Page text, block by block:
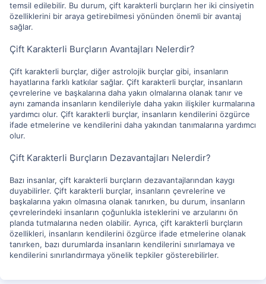
temsil edilebilir. Bu durum, çift karakterli burçların her iki cinsiyetin
özelliklerini bir araya getirebilmesi yönünden önemli bir avantaj
sağlar.
Çift Karakterli Burçların Avantajları Nelerdir?
Çift karakterli burçlar, diğer astrolojik burçlar gibi, insanların
hayatlarına farklı katkılar sağlar. Çift karakterli burçlar, insanların
çevrelerine ve başkalarına daha yakın olmalarına olanak tanır ve
aynı zamanda insanların kendileriyle daha yakın ilişkiler kurmalarına
yardımcı olur. Çift karakterli burçlar, insanların kendilerini özgürce
ifade etmelerine ve kendilerini daha yakından tanımalarına yardımcı
olur.
Çift Karakterli Burçların Dezavantajları Nelerdir?
Bazı insanlar, çift karakterli burçların dezavantajlarından kaygı
duyabilirler. Çift karakterli burçlar, insanların çevrelerine ve
başkalarına yakın olmasına olanak tanırken, bu durum, insanların
çevrelerindeki insanların çoğunlukla isteklerini ve arzularını ön
planda tutmalarına neden olabilir. Ayrıca, çift karakterli burçların
özellikleri, insanların kendilerini özgürce ifade etmelerine olanak
tanırken, bazı durumlarda insanların kendilerini sınırlamaya ve
kendilerini sınırlandırmaya yönelik tepkiler gösterebilirler.